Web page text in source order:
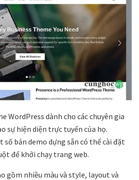
WordPress dành cho các chuyên gia
sự hiện diện trực tuyến của họ.
số bản demo dựng sẵn có thể cài đặt
để khởi chạy trang web.
gồm nhiều màu và style, layout và